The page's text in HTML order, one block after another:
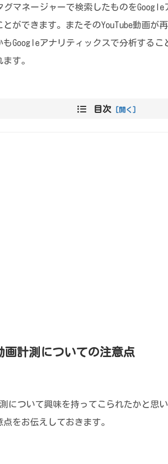
グマネージャーで検索したものを
とができます。またそのYouTube動画が
もGoogleアナリティックスで分析する
す。
目次
画計測についての注意点
測について興味を持ってこられたかと思
をお伝えしておきます。